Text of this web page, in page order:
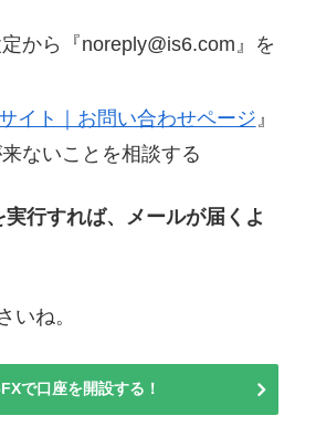
から『noreply@is6.com』を
イト｜お問い合わせページ』
ないことを相談する
実行すれば、メールが届くよ
いね。
で口座を開設する！